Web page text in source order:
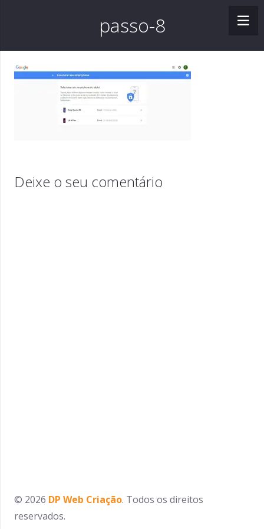
passo-8
Deixe o seu comentário
© 2026 DP Web Criação. Todos os direitos
reservados.